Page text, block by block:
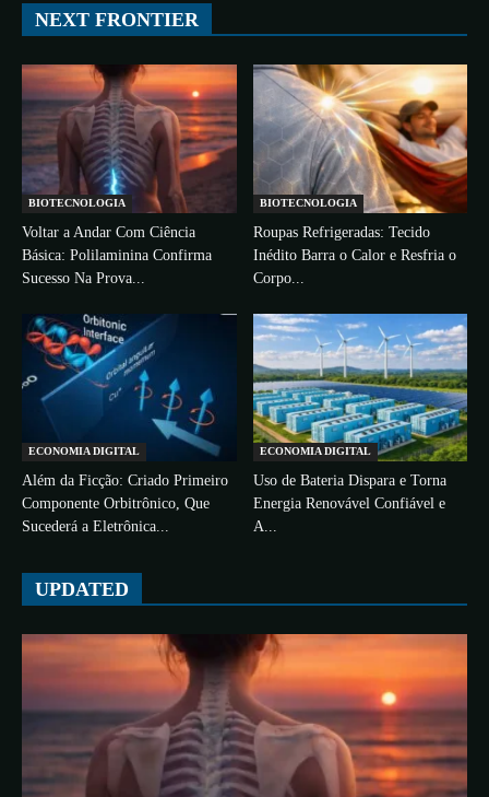
NEXT FRONTIER
BIOTECNOLOGIA
Voltar a Andar Com Ciência
Básica: Polilaminina Confirma
Sucesso Na Prova...
BIOTECNOLOGIA
Roupas Refrigeradas: Tecido
Inédito Barra o Calor e Resfria o
Corpo...
ECONOMIA DIGITAL
Além da Ficção: Criado Primeiro
Componente Orbitrônico, Que
Sucederá a Eletrônica...
ECONOMIA DIGITAL
Uso de Bateria Dispara e Torna
Energia Renovável Confiável e
A...
UPDATED